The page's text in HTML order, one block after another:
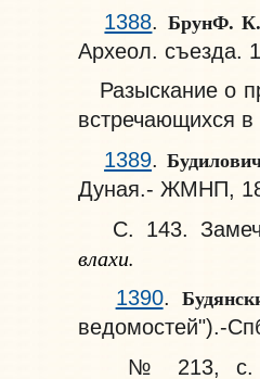
1388. БрунФ.
Археол. съезда.
Разыскание о
встречающихся
1389.
Дуная.- ЖМНП,
С. 143.
влахи.
1390.
ведомостей").-
№ 213, с. 1.